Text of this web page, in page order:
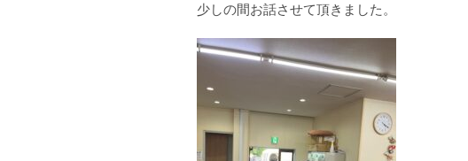
少しの間お話させて頂きました。